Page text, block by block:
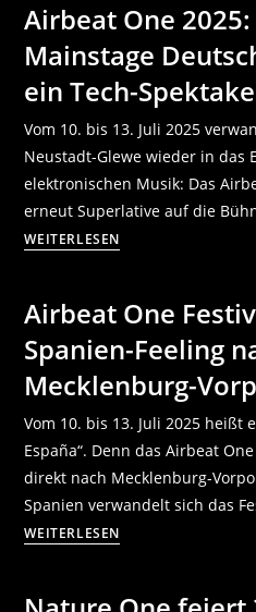
Airbeat One
Mainstage
ein Tech-
Vom 10. bis 13. Juli 2025
Neustadt-Glewe wieder in das
elektronischen Musik: Das
erneut Superlative auf die
WEITERLESEN
Airbeat One
Spanien-Feeling
Mecklenburg-
Vom 10. bis 13. Juli 2025 heißt
España“. Denn das Airbeat
direkt nach Mecklenburg-
Spanien verwandelt sich das
WEITERLESEN